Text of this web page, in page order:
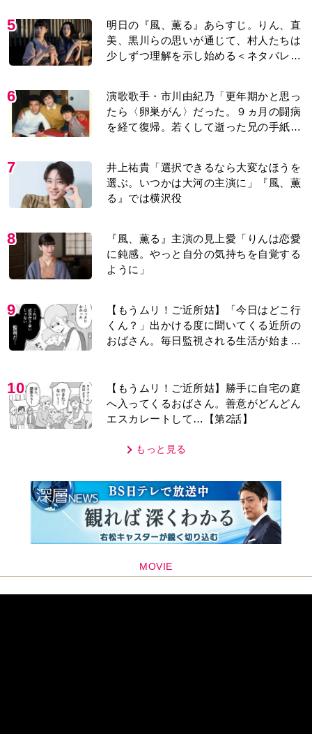
5
明日の『風、薫る』あらすじ。りん、直
美、黒川らの思いが通じて、村人たちは
少しずつ理解を示し始める＜ネタバレあ
6
演歌歌手・市川由紀乃「更年期かと思っ
たら〈卵巣がん〉だった。９ヵ月の闘病
を経て復帰。若くして逝った兄の手紙を
7
井上祐貴「選択できるなら大変なほうを
選ぶ。いつかは大河の主演に」『風、薫
る』では横沢役
8
『風、薫る』主演の見上愛「りんは恋愛
に鈍感。やっと自分の気持ちを自覚する
ように」
9
【もうムリ！ご近所姑】「今日はどこ行
くん？」出かける度に聞いてくる近所の
おばさん。毎日監視される生活が始ま
10
【もうムリ！ご近所姑】勝手に自宅の庭
へ入ってくるおばさん。善意がどんどん
エスカレートして…【第2話】
もっと見る
MOVIE